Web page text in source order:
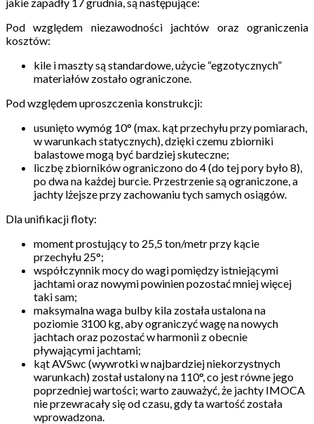
Pod względem niezawodności jachtów oraz ograniczenia
kosztów:
kile i maszty są standardowe, użycie “egzotycznych”
materiałów zostało ograniczone.
Pod względem uproszczenia konstrukcji:
usunięto wymóg 10° (max. kąt przechyłu przy pomiarach,
w warunkach statycznych), dzięki czemu zbiorniki
balastowe mogą być bardziej skuteczne;
liczbę zbiorników ograniczono do 4 (do tej pory było 8),
po dwa na każdej burcie. Przestrzenie są ograniczone, a
jachty lżejsze przy zachowaniu tych samych osiągów.
Dla unifikacji floty:
moment prostujący to 25,5 ton/metr przy kącie
przechyłu 25°;
współczynnik mocy do wagi pomiędzy istniejącymi
jachtami oraz nowymi powinien pozostać mniej więcej
taki sam;
maksymalna waga bulby kila została ustalona na
poziomie 3100 kg, aby ograniczyć wagę na nowych
jachtach oraz pozostać w harmonii z obecnie
pływającymi jachtami;
kąt AVSwc (wywrotki w najbardziej niekorzystnych
warunkach) został ustalony na 110°, co jest równe jego
poprzedniej wartości; warto zauważyć, że jachty IMOCA
nie przewracały się od czasu, gdy ta wartość została
wprowadzona.